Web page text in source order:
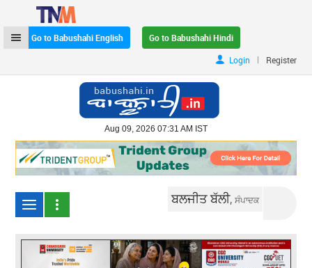
Go to Babushahi English
Go to Babushahi Hindi
Login
| Register
Aug 09, 2026 07:31 AM IST
ਬਲਜੀਤ ਬੱਲੀ,ਸੰਪਾਦਕ